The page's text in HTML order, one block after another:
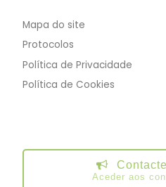
Mapa do site
Protocolos
Política de Privacidade
Política de Cookies
Aceder aos